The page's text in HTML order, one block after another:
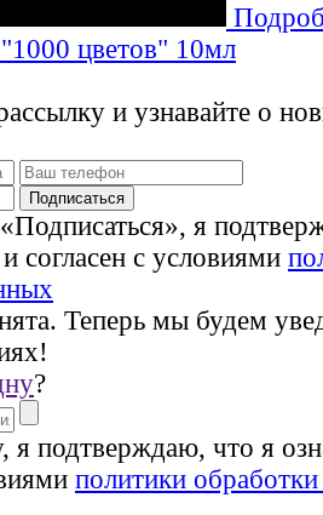
цветов" 10мл
и узнавайте о
я
согласен с условиями
Теперь мы будем
?
я подтверждаю, что я
политики